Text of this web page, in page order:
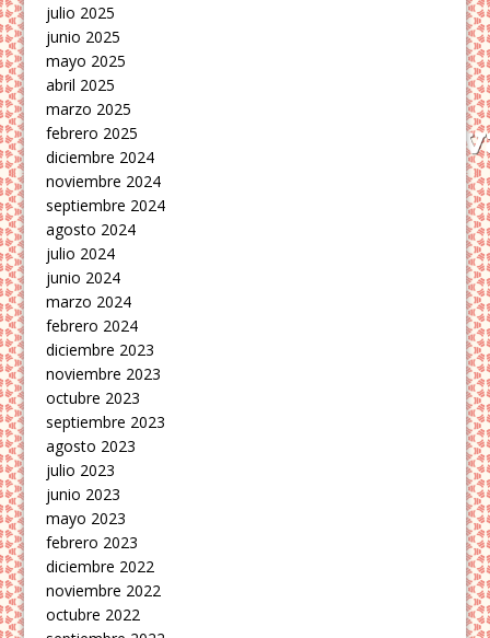
julio 2025
junio 2025
mayo 2025
abril 2025
marzo 2025
febrero 2025
diciembre 2024
noviembre 2024
septiembre 2024
agosto 2024
julio 2024
junio 2024
marzo 2024
febrero 2024
diciembre 2023
noviembre 2023
octubre 2023
septiembre 2023
agosto 2023
julio 2023
junio 2023
mayo 2023
febrero 2023
diciembre 2022
noviembre 2022
octubre 2022